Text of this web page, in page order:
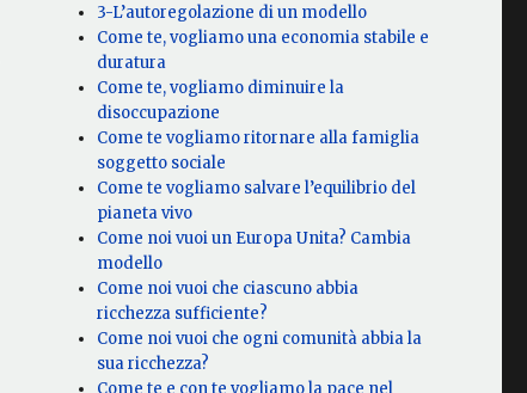
3-L’autoregolazione di un modello
Come te, vogliamo una economia stabile e
duratura
Come te, vogliamo diminuire la
disoccupazione
Come te vogliamo ritornare alla famiglia
soggetto sociale
Come te vogliamo salvare l’equilibrio del
pianeta vivo
Come noi vuoi un Europa Unita? Cambia
modello
Come noi vuoi che ciascuno abbia
ricchezza sufficiente?
Come noi vuoi che ogni comunità abbia la
sua ricchezza?
Come te e con te vogliamo la pace nel